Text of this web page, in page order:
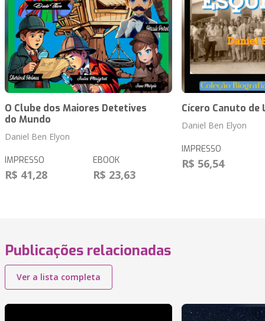
O Clube dos Maiores Detetives
do Mundo
Daniel Ben Elyon
IMPRESSO
R$ 41,28
EBOOK
R$ 23,63
Cícero Canuto de
Daniel Ben Elyon
IMPRESSO
R$ 56,54
Publicações relacionadas
Ver a lista completa